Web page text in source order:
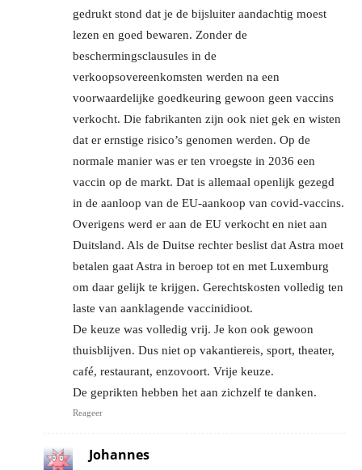
gedrukt stond dat je de bijsluiter aandachtig moest
lezen en goed bewaren. Zonder de
beschermingsclausules in de
verkoopsovereenkomsten werden na een
voorwaardelijke goedkeuring gewoon geen vaccins
verkocht. Die fabrikanten zijn ook niet gek en wisten
dat er ernstige risico’s genomen werden. Op de
normale manier was er ten vroegste in 2036 een
vaccin op de markt. Dat is allemaal openlijk gezegd
in de aanloop van de EU-aankoop van covid-vaccins.
Overigens werd er aan de EU verkocht en niet aan
Duitsland. Als de Duitse rechter beslist dat Astra moet
betalen gaat Astra in beroep tot en met Luxemburg
om daar gelijk te krijgen. Gerechtskosten volledig ten
laste van aanklagende vaccinidioot.
De keuze was volledig vrij. Je kon ook gewoon
thuisblijven. Dus niet op vakantiereis, sport, theater,
café, restaurant, enzovoort. Vrije keuze.
De geprikten hebben het aan zichzelf te danken.
Reageer
Johannes